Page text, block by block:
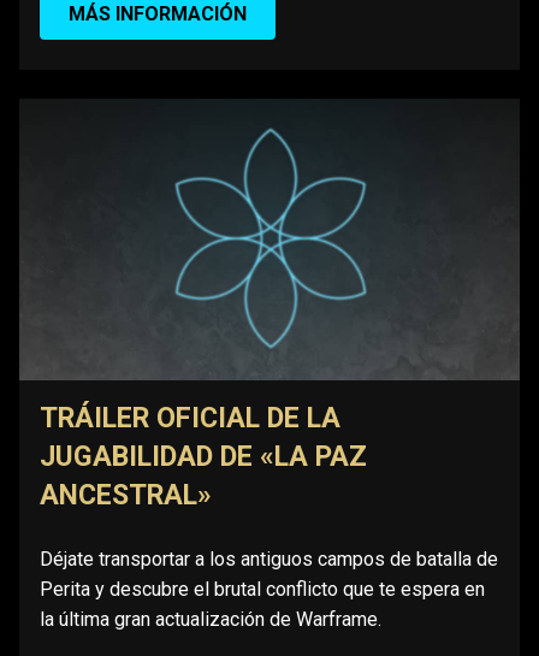
MÁS INFORMACIÓN
TRÁILER OFICIAL DE LA
JUGABILIDAD DE «LA PAZ
ANCESTRAL»
Déjate transportar a los antiguos campos de batalla de
Perita y descubre el brutal conflicto que te espera en
la última gran actualización de Warframe.